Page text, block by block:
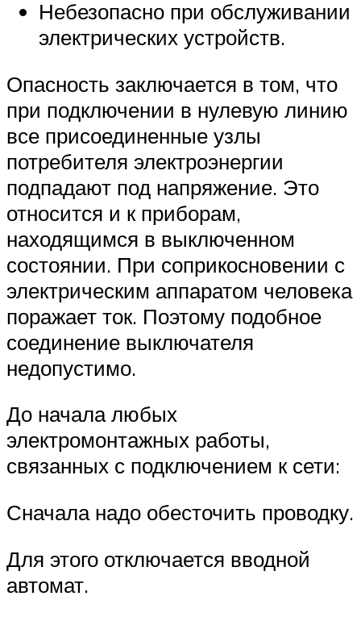
Небезопасно при обслуживании
электрических устройств.
Опасность заключается в том, что
при подключении в нулевую линию
все присоединенные узлы
потребителя электроэнергии
подпадают под напряжение. Это
относится и к приборам,
находящимся в выключенном
состоянии. При соприкосновении с
электрическим аппаратом человека
поражает ток. Поэтому подобное
соединение выключателя
недопустимо.
До начала любых
электромонтажных работы,
связанных с подключением к сети:
Сначала надо обесточить проводку.
Для этого отключается вводной
автомат.